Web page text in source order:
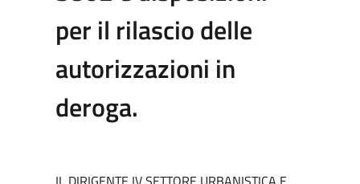
per il rilascio delle
autorizzazioni in
deroga.